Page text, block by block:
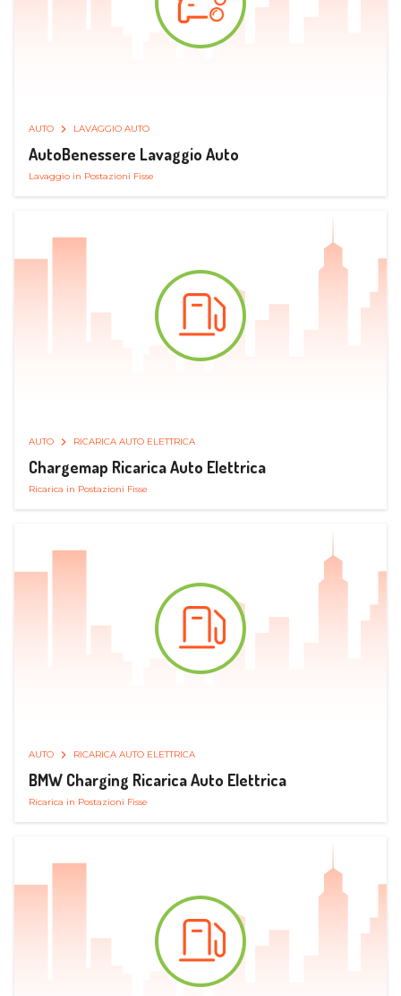
AUTO LAVAGGIO AUTO
AutoBenessere Lavaggio Auto
Lavaggio in Postazioni Fisse
AUTO RICARICA AUTO ELETTRICA
Chargemap Ricarica Auto Elettrica
Ricarica in Postazioni Fisse
AUTO RICARICA AUTO ELETTRICA
BMW Charging Ricarica Auto Elettrica
Ricarica in Postazioni Fisse